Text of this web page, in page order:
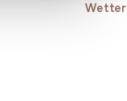
Wetter